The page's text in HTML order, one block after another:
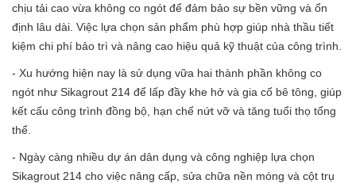
chịu tải cao vừa không co ngót để đảm bảo sự bền vững và ổn
định lâu dài. Việc lựa chọn sản phẩm phù hợp giúp nhà thầu tiết
kiệm chi phí bảo trì và nâng cao hiệu quả kỹ thuật của công trình.
- Xu hướng hiện nay là sử dụng vữa hai thành phần không co
ngót như Sikagrout 214 để lấp đầy khe hở và gia cố bê tông, giúp
kết cấu công trình đồng bộ, hạn chế nứt vỡ và tăng tuổi thọ tổng
thể.
- Ngày càng nhiều dự án dân dụng và công nghiệp lựa chọn
Sikagrout 214 cho việc nâng cấp, sửa chữa nền móng và cột trụ